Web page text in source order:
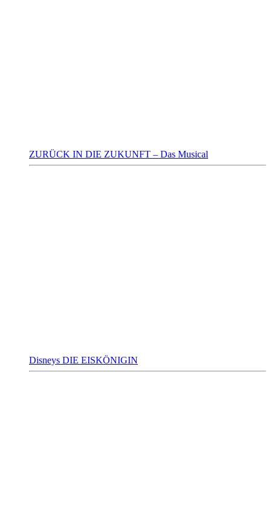
ZURÜCK IN DIE ZUKUNFT – Das Musical
Disneys DIE EISKÖNIGIN